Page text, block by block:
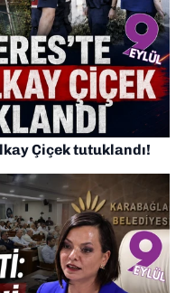
Çiçek tutuklandı!